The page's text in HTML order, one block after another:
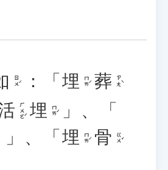
ㄖㄨˊ ：「 埋 ㄇㄞˊ 葬 ㄗㄤˋ
ㄏㄨㄛˊ 埋 ㄇㄞˊ
」、「
」、「 埋 ㄇㄞˊ 骨 ㄍㄨˇ